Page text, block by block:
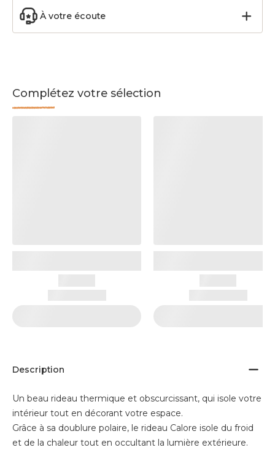
À votre écoute
Complétez votre sélection
Description
Un beau rideau thermique et obscurcissant, qui isole votre
intérieur tout en décorant votre espace.
Grâce à sa doublure polaire, le rideau Calore isole du froid
et de la chaleur tout en occultant la lumière extérieure.